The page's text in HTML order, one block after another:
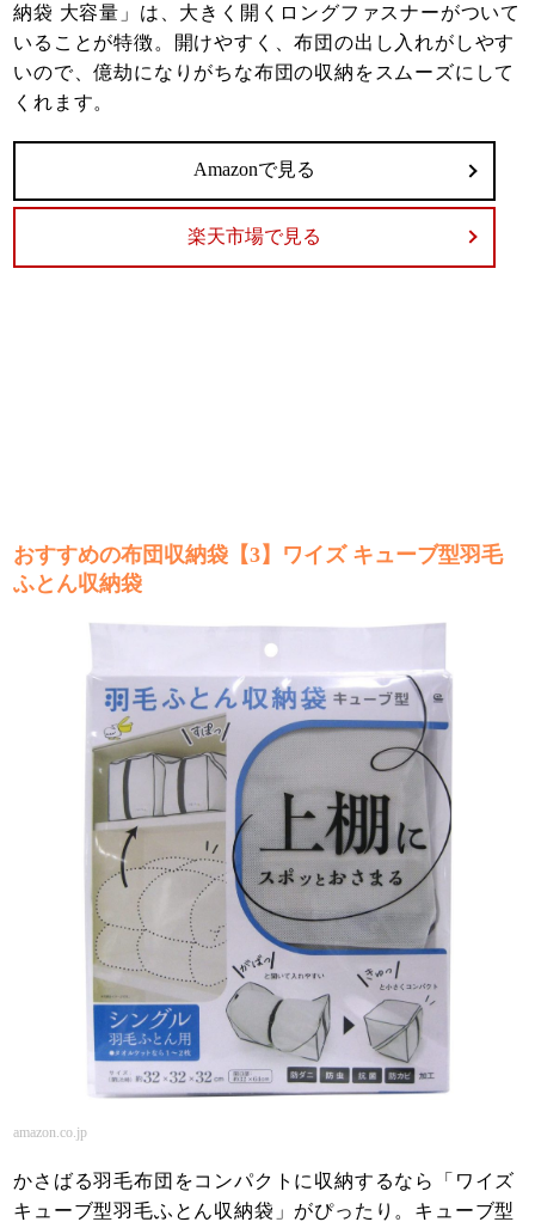
納袋 大容量」は、大きく開くロングファスナーがついて
いることが特徴。開けやすく、布団の出し入れがしやす
いので、億劫になりがちな布団の収納をスムーズにして
くれます。
Amazonで見る
楽天市場で見る
おすすめの布団収納袋【3】ワイズ キューブ型羽毛
ふとん収納袋
amazon.co.jp
かさばる羽毛布団をコンパクトに収納するなら「ワイズ
キューブ型羽毛ふとん収納袋」がぴったり。キューブ型